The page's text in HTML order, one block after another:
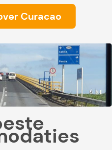
r
a
ç
a
l
o
k
a
Curacao